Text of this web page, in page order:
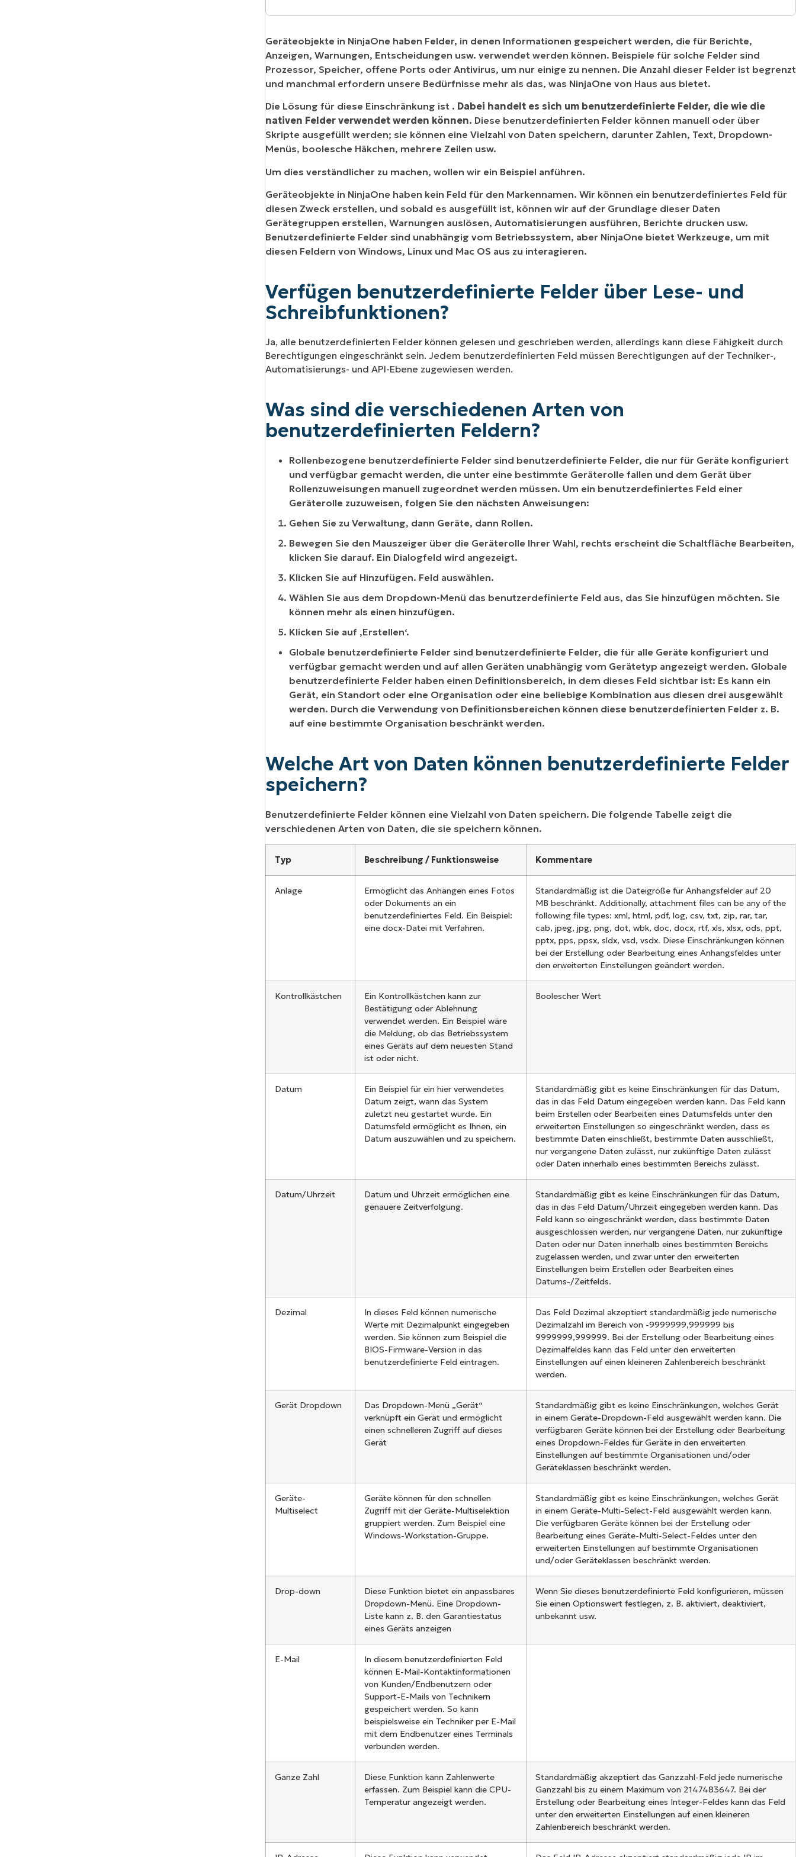
PRODUKTVORSTELLUNG ANSEHEN
Verfügen benutzerdefinierte Felder über Lese- und Schreibfunktionen?
Was sind die verschiedenen Arten von benutzerdefinierten Feldern?
Welche Art von Daten können benutzerdefinierte Felder speichern?
Wie erstellt man ein globales benutzerdefiniertes Feld?
Wie erstellt man ein benutzerdefiniertes Rollenfeld?
Geräteobjekte in NinjaOne haben Felder, in denen Informationen gespeichert werden, die für Berichte,
Anzeigen, Warnungen, Entscheidungen usw. verwendet werden können. Beispiele für solche Felder sind
Prozessor, Speicher, offene Ports oder Antivirus, um nur einige zu nennen. Die Anzahl dieser Felder ist begrenzt
und manchmal erfordern unsere Bedürfnisse mehr als das, was NinjaOne von Haus aus bietet.
Die Lösung für diese Einschränkung ist . Dabei handelt es sich um benutzerdefinierte Felder, die wie die
nativen Felder verwendet werden können. Diese benutzerdefinierten Felder können manuell oder über
Skripte ausgefüllt werden; sie können eine Vielzahl von Daten speichern, darunter Zahlen, Text, Dropdown-
Menüs, boolesche Häkchen, mehrere Zeilen usw.
Um dies verständlicher zu machen, wollen wir ein Beispiel anführen.
Geräteobjekte in NinjaOne haben kein Feld für den Markennamen. Wir können ein benutzerdefiniertes Feld für
diesen Zweck erstellen, und sobald es ausgefüllt ist, können wir auf der Grundlage dieser Daten
Gerätegruppen erstellen, Warnungen auslösen, Automatisierungen ausführen, Berichte drucken usw.
Benutzerdefinierte Felder sind unabhängig vom Betriebssystem, aber NinjaOne bietet Werkzeuge, um mit
diesen Feldern von Windows, Linux und Mac OS aus zu interagieren.
Verfügen benutzerdefinierte Felder über Lese- und
Schreibfunktionen?
Ja, alle benutzerdefinierten Felder können gelesen und geschrieben werden, allerdings kann diese Fähigkeit durch
Berechtigungen eingeschränkt sein. Jedem benutzerdefinierten Feld müssen Berechtigungen auf der Techniker-,
Automatisierungs- und API-Ebene zugewiesen werden.
Was sind die verschiedenen Arten von
benutzerdefinierten Feldern?
Rollenbezogene benutzerdefinierte Felder sind benutzerdefinierte Felder, die nur für Geräte konfiguriert
und verfügbar gemacht werden, die unter eine bestimmte Geräterolle fallen und dem Gerät über
Rollenzuweisungen manuell zugeordnet werden müssen. Um ein benutzerdefiniertes Feld einer
Geräterolle zuzuweisen, folgen Sie den nächsten Anweisungen:
Gehen Sie zu Verwaltung, dann Geräte, dann Rollen.
Bewegen Sie den Mauszeiger über die Geräterolle Ihrer Wahl, rechts erscheint die Schaltfläche Bearbeiten,
klicken Sie darauf. Ein Dialogfeld wird angezeigt.
Klicken Sie auf Hinzufügen. Feld auswählen.
Wählen Sie aus dem Dropdown-Menü das benutzerdefinierte Feld aus, das Sie hinzufügen möchten. Sie
können mehr als einen hinzufügen.
Klicken Sie auf ‚Erstellen‘.
Globale benutzerdefinierte Felder sind benutzerdefinierte Felder, die für alle Geräte konfiguriert und
verfügbar gemacht werden und auf allen Geräten unabhängig vom Gerätetyp angezeigt werden. Globale
benutzerdefinierte Felder haben einen Definitionsbereich, in dem dieses Feld sichtbar ist: Es kann ein
Gerät, ein Standort oder eine Organisation oder eine beliebige Kombination aus diesen drei ausgewählt
werden. Durch die Verwendung von Definitionsbereichen können diese benutzerdefinierten Felder z. B.
auf eine bestimmte Organisation beschränkt werden.
Welche Art von Daten können benutzerdefinierte Felder
speichern?
Benutzerdefinierte Felder können eine Vielzahl von Daten speichern. Die folgende Tabelle zeigt die
verschiedenen Arten von Daten, die sie speichern können.
Typ Beschreibung / Funktionsweise Kommentare
Anlage
Ermöglicht das Anhängen eines Fotos
oder Dokuments an ein
benutzerdefiniertes Feld. Ein Beispiel:
eine docx-Datei mit Verfahren.
Standardmäßig ist die Dateigröße für Anhangsfelder auf 20
MB beschränkt. Additionally, attachment files can be any of the
following file types: xml, html, pdf, log, csv, txt, zip, rar, tar,
cab, jpeg, jpg, png, dot, wbk, doc, docx, rtf, xls, xlsx, ods, ppt,
pptx, pps, ppsx, sldx, vsd, vsdx. Diese Einschränkungen können
bei der Erstellung oder Bearbeitung eines Anhangsfeldes unter
den erweiterten Einstellungen geändert werden.
Kontrollkästchen
Ein Kontrollkästchen kann zur
Bestätigung oder Ablehnung
verwendet werden. Ein Beispiel wäre
die Meldung, ob das Betriebssystem
eines Geräts auf dem neuesten Stand
ist oder nicht.
Boolescher Wert
Datum
Ein Beispiel für ein hier verwendetes
Datum zeigt, wann das System
zuletzt neu gestartet wurde. Ein
Datumsfeld ermöglicht es Ihnen, ein
Datum auszuwählen und zu speichern.
Standardmäßig gibt es keine Einschränkungen für das Datum,
das in das Feld Datum eingegeben werden kann. Das Feld kann
beim Erstellen oder Bearbeiten eines Datumsfelds unter den
erweiterten Einstellungen so eingeschränkt werden, dass es
bestimmte Daten einschließt, bestimmte Daten ausschließt,
nur vergangene Daten zulässt, nur zukünftige Daten zulässt
oder Daten innerhalb eines bestimmten Bereichs zulässt.
Datum/Uhrzeit
Datum und Uhrzeit ermöglichen eine
genauere Zeitverfolgung.
Standardmäßig gibt es keine Einschränkungen für das Datum,
das in das Feld Datum/Uhrzeit eingegeben werden kann. Das
Feld kann so eingeschränkt werden, dass bestimmte Daten
ausgeschlossen werden, nur vergangene Daten, nur zukünftige
Daten oder nur Daten innerhalb eines bestimmten Bereichs
zugelassen werden, und zwar unter den erweiterten
Einstellungen beim Erstellen oder Bearbeiten eines
Datums-/Zeitfelds.
Dezimal
In dieses Feld können numerische
Werte mit Dezimalpunkt eingegeben
werden. Sie können zum Beispiel die
BIOS-Firmware-Version in das
benutzerdefinierte Feld eintragen.
Das Feld Dezimal akzeptiert standardmäßig jede numerische
Dezimalzahl im Bereich von -9999999,999999 bis
9999999,999999. Bei der Erstellung oder Bearbeitung eines
Dezimalfeldes kann das Feld unter den erweiterten
Einstellungen auf einen kleineren Zahlenbereich beschränkt
werden.
Gerät Dropdown
Das Dropdown-Menü „Gerät“
verknüpft ein Gerät und ermöglicht
einen schnelleren Zugriff auf dieses
Gerät
Standardmäßig gibt es keine Einschränkungen, welches Gerät
in einem Geräte-Dropdown-Feld ausgewählt werden kann. Die
verfügbaren Geräte können bei der Erstellung oder Bearbeitung
eines Dropdown-Feldes für Geräte in den erweiterten
Einstellungen auf bestimmte Organisationen und/oder
Geräteklassen beschränkt werden.
Geräte-
Multiselect
Geräte können für den schnellen
Zugriff mit der Geräte-Multiselektion
gruppiert werden. Zum Beispiel eine
Windows-Workstation-Gruppe.
Standardmäßig gibt es keine Einschränkungen, welches Gerät
in einem Geräte-Multi-Select-Feld ausgewählt werden kann.
Die verfügbaren Geräte können bei der Erstellung oder
Bearbeitung eines Geräte-Multi-Select-Feldes unter den
erweiterten Einstellungen auf bestimmte Organisationen
und/oder Geräteklassen beschränkt werden.
Drop-down
Diese Funktion bietet ein anpassbares
Dropdown-Menü. Eine Dropdown-
Liste kann z. B. den Garantiestatus
eines Geräts anzeigen
Wenn Sie dieses benutzerdefinierte Feld konfigurieren, müssen
Sie einen Optionswert festlegen, z. B. aktiviert, deaktiviert,
unbekannt usw.
E-Mail
In diesem benutzerdefinierten Feld
können E-Mail-Kontaktinformationen
von Kunden/Endbenutzern oder
Support-E-Mails von Technikern
gespeichert werden. So kann
beispielsweise ein Techniker per E-Mail
mit dem Endbenutzer eines Terminals
verbunden werden.
Ganze Zahl
Diese Funktion kann Zahlenwerte
erfassen. Zum Beispiel kann die CPU-
Temperatur angezeigt werden.
Standardmäßig akzeptiert das Ganzzahl-Feld jede numerische
Ganzzahl bis zu einem Maximum von 2147483647. Bei der
Erstellung oder Bearbeitung eines Integer-Feldes kann das Feld
unter den erweiterten Einstellungen auf einen kleineren
Zahlenbereich beschränkt werden.